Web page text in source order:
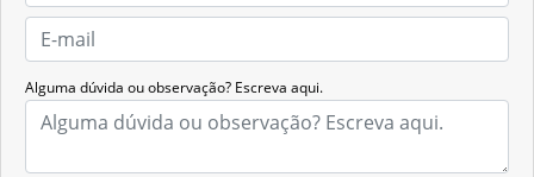
Alguma dúvida ou observação? Escreva aqui.